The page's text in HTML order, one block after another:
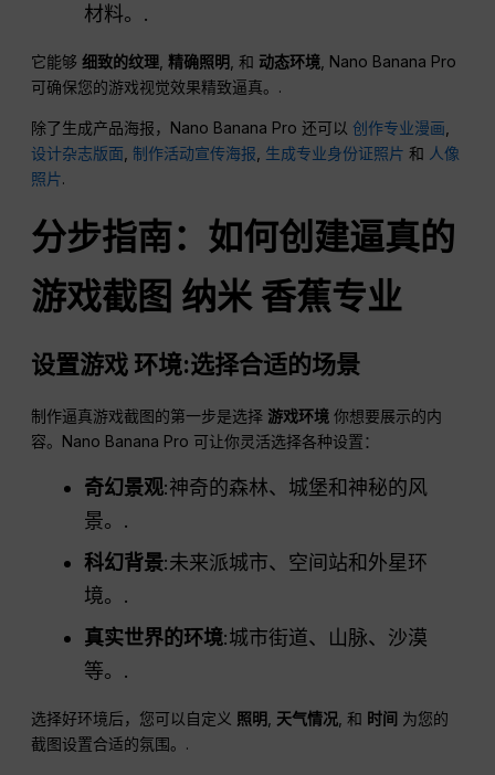
材料。.
它能够细致的纹理 ,精确照明 , 和 动态环境 , Nano Banana Pro
可确保您的游戏视觉效果精致逼真。.
除了生成产品海报，Nano Banana Pro 还可以 创作专业漫画
设计杂志版面 ,制作活动宣传海报 生成专业身份证照片 和 人像
照片.
分步指南：如何创建逼真的
游戏截图 纳米香蕉专业
设置游戏 环境:选择合适的场景
制作逼真游戏截图的第一步是选择 游戏环境 你想要展示的内
容。Nano Banana Pro 可让你灵活选择各种设置：
奇幻景观:神奇的森林、城堡和神秘的风
景。.
科幻背景:未来派城市、空间站和外星环
境。.
真实世界的环境:城市街道、山脉、沙漠
等。.
选择好环境后，您可以自定义 照明 天气情况 , 和 时间 为您的
截图设置合适的氛围。.